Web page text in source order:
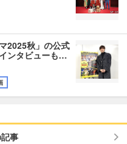
2025秋」の公式
ンタビューも…
事